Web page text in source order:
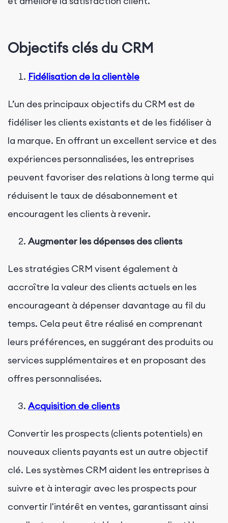
Objectifs clés du CRM
Fidélisation de la clientèle
L’un des principaux objectifs du CRM est de
fidéliser les clients existants et de les fidéliser à
la marque. En offrant un excellent service et des
expériences personnalisées, les entreprises
peuvent favoriser des relations à long terme qui
réduisent le taux de désabonnement et
encouragent les clients à revenir.
Augmenter les dépenses des clients
Les stratégies CRM visent également à
accroître la valeur des clients actuels en les
encourageant à dépenser davantage au fil du
temps. Cela peut être réalisé en comprenant
leurs préférences, en suggérant des produits ou
services supplémentaires et en proposant des
offres personnalisées.
Acquisition de clients
Convertir les prospects (clients potentiels) en
nouveaux clients payants est un autre objectif
clé. Les systèmes CRM aident les entreprises à
suivre et à interagir avec les prospects pour
convertir l'intérêt en ventes, garantissant ainsi